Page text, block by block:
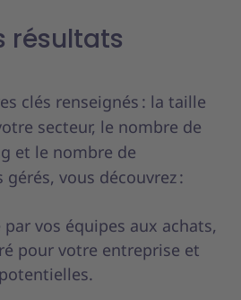
résultats
clés renseignés : la taille
secteur, le nombre de
et le nombre de
vous découvrez :
vos équipes aux achats,
pour votre entreprise et